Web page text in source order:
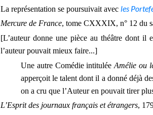
La représentation se poursuivait avecles
Mercure de France, tome CXXXIX, n° 12 du
[L’auteur donne une pièce au théâtre dont
l’auteur pouvait mieux faire...]
Une autre Comédie intituléeAmélie ou
apperçoit le talent dont il a donné déjà
on a cru que l’Auteur en pouvait tirer
L’Esprit des journaux français et étrangers,